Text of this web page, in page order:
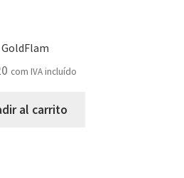
GoldFlam
com IVA incluído
al carrito